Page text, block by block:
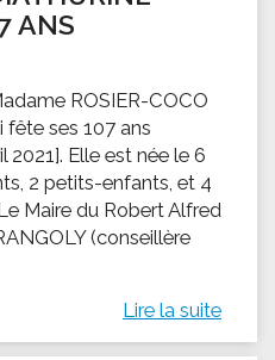
ANS
ROSIER-COCO
fête ses 107 ans
2021]. Elle est née le 6
2 petits-enfants, et 4
Maire du Robert Alfred
(conseillère
Lire la suite